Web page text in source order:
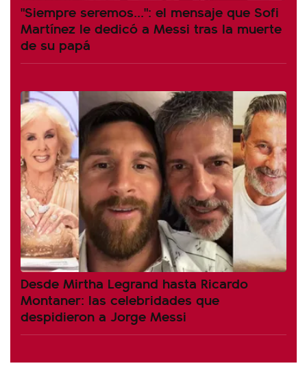
"Siempre seremos...": el mensaje que Sofi
Martínez le dedicó a Messi tras la muerte
de su papá
Desde Mirtha Legrand hasta Ricardo
Montaner: las celebridades que
despidieron a Jorge Messi